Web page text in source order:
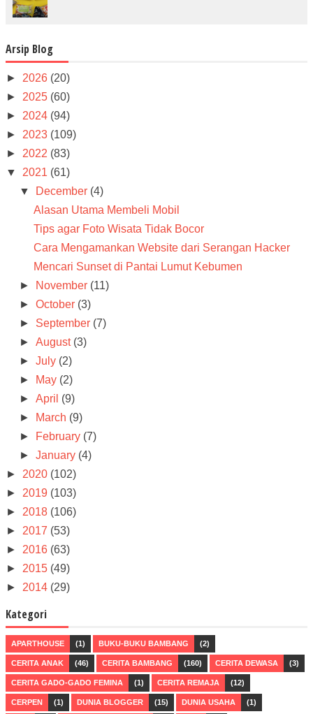
Arsip Blog
► 2026 (20)
► 2025 (60)
► 2024 (94)
► 2023 (109)
► 2022 (83)
▼ 2021 (61)
▼
December (4)
Alasan Utama Membeli Mobil
Tips agar Foto Wisata Tidak Bocor
Cara Mengamankan Website dari Serangan Hacker
Mencari Sunset di Pantai Lumut Kebumen
►
November (11)
►October (3)
► September (7)
►August (3)
►July (2)
►
May (2)
►April (9)
►
March (9)
►
February (7)
►January (4)
► 2020 (102)
► 2019 (103)
► 2018 (106)
► 2017 (53)
► 2016 (63)
► 2015 (49)
► 2014 (29)
Kategori
APARTHOUSE (1) BUKU-BUKU BAMBANG (2)
CERITA ANAK (46) CERITA BAMBANG (160) CERITA DEWASA (3)
CERITA GADO-GADO FEMINA (1) CERITA REMAJA (12)
CERPEN (1) DUNIA BLOGGER (15) DUNIA USAHA (1)